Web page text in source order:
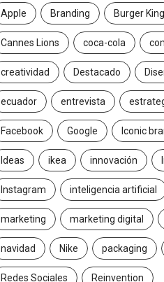
Apple Branding Burger King
Cannes Lions coca-cola
creatividad Destacado
ecuador entrevista
Facebook Google Iconic
Ideas ikea innovación
Instagram inteligencia artificial
marketing marketing digital
navidad Nike packaging
Redes Sociales Reinvention